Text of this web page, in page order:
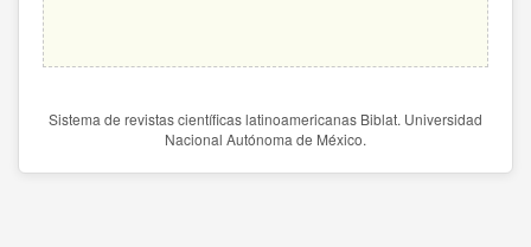
Sistema de revistas científicas latinoamericanas Biblat. Universidad
Nacional Autónoma de México.